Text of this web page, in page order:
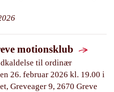
motionsklub
til ordinær
26. februar 2026 kl. 19.00 i
Greveager 9, 2670 Greve